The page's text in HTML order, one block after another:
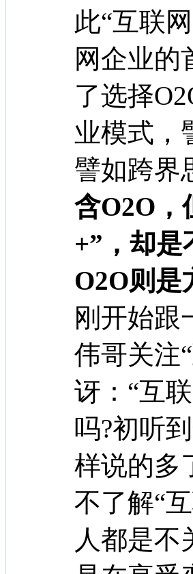
此“互联
网企业的
了选择
业模式，
譬如跨界
含O2O，
+”，却是
O2O则是
刚开始跟
伟哥关注
讶：“互
吗?初听
样说的多
不了解“
人都是不